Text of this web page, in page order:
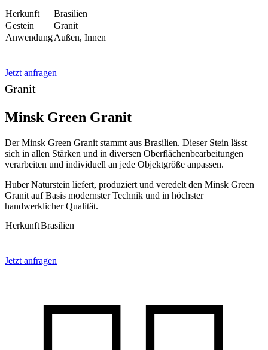
Herkunft
Brasilien
Gestein
Granit
AnwendungAußen, Innen
Jetzt anfragen
Granit
Minsk Green Granit
Der Minsk Green Granit stammt aus Brasilien. Dieser Stein lässt
sich in allen Stärken und in diversen Oberflächenbearbeitungen
verarbeiten und individuell an jede Objektgröße anpassen.
Huber Naturstein liefert, produziert und veredelt den Minsk Green
Granit auf Basis modernster Technik und in höchster
handwerklicher Qualität.
HerkunftBrasilien
Jetzt anfragen